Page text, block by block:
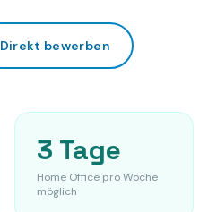
Direkt bewerben
3 Tage
Home Office pro Woche
möglich